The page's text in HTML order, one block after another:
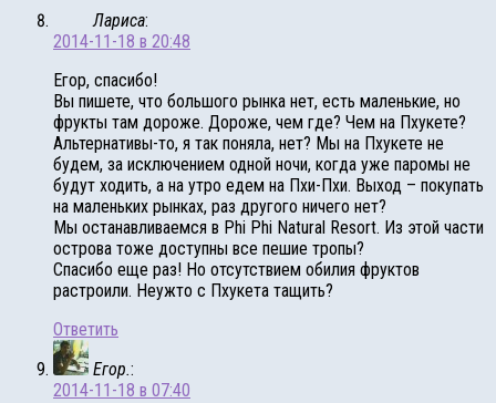
Лариса:
2014-11-18 в 20:48
Егор, спасибо!
Вы пишете, что большого рынка нет, есть маленькие, но
фрукты там дороже. Дороже, чем где? Чем на Пхукете?
Альтернативы-то, я так поняла, нет? Мы на Пхукете не
будем, за исключением одной ночи, когда уже паромы не
будут ходить, а на утро едем на Пхи-Пхи. Выход – покупать
на маленьких рынках, раз другого ничего нет?
Мы останавливаемся в Phi Phi Natural Resort. Из этой части
острова тоже доступны все пешие тропы?
Спасибо еще раз! Но отсутствием обилия фруктов
растроили. Неужто с Пхукета тащить?
Ответить
Егор.:
2014-11-18 в 07:40